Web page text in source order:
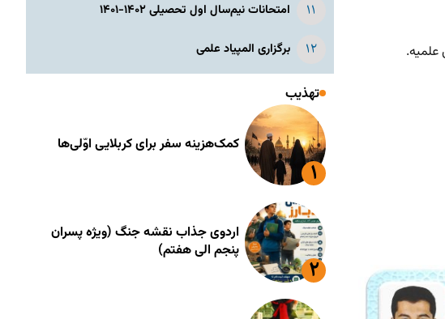
علمیه.
امتحانات نیم‌سال اول تحصیلی ۱۴۰۲-۱۴۰۱
برگزاری المپیاد علمی
تهذیب
کمک‌هزینه سفر برای کربلایی اوّلی‌ها
اردوی جذاب نقشه جنگ (ویژه پسران
پنجم الی هفتم)